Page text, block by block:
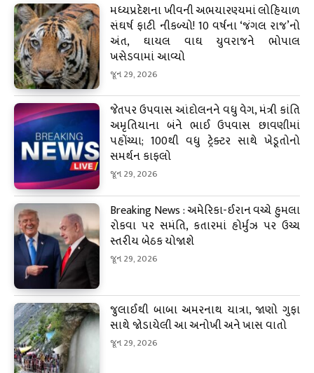
મધ્યપ્રદેશના ખીવની અભયારણ્યમાં લોહિયાળ
સંઘર્ષ ફાટી નીકળ્યો! 10 વર્ષના ‘જંગલ રાજ’નો
અંત, ઘાયલ વાઘ યુવરાજને ભોપાલ
ખસેડવામાં આવ્યો
જૂન 29, 2026
જેતપર ઉપવાસ આંદોલનને વધુ વેગ, મંત્રી કાંતિ
અમૃતિયાના બંને ભાઈ ઉપવાસ છાવણીમાં
પહોંચ્યા; 100થી વધુ ટ્રેક્ટર સાથે ખેડૂતોનો
સમર્થન કાફલો
જૂન 29, 2026
Breaking News : અમેરિકા-ઈરાન વચ્ચે હુમલા
રોકવા પર સમંતિ, કતારમાં હોર્મુઝ પર ઉચ્ચ
સ્તરીય બેઠક યોજાશે
જૂન 29, 2026
જુલાઈથી બાબા અમરનાથ યાત્રા, જાણો ગુફા
સાથે જોડાયેલી આ અનોખી અને ખાસ વાતો
જૂન 29, 2026